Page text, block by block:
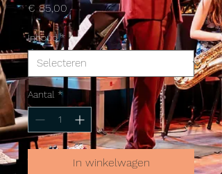
€ 85,00Prijs
Inhoud *
Aantal *
In winkelwagen